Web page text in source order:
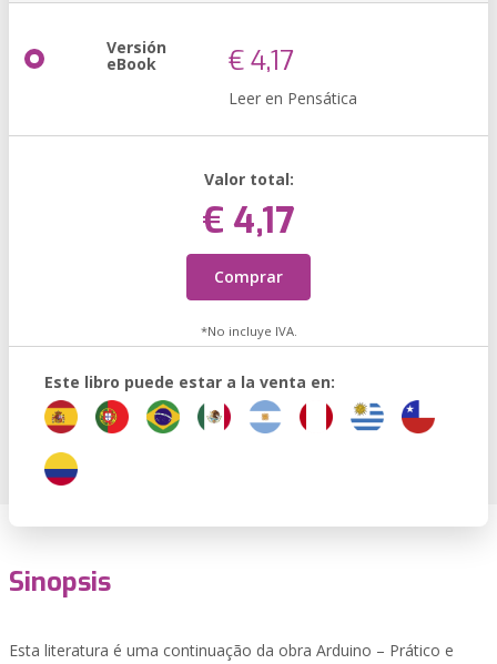
Versión
eBook € 4,17
Leer en Pensática
Valor total:
€ 4,17
Comprar
*No incluye IVA.
Este libro puede estar a la venta en:
Sinopsis
Esta literatura é uma continuação da obra Arduino – Prático e